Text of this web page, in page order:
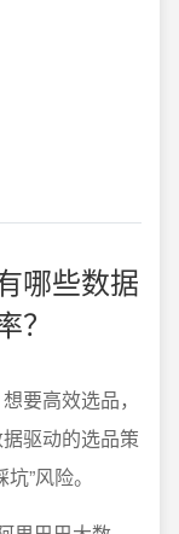
哪些数据
？
要高效选品，
驱动的选品策
”风险。